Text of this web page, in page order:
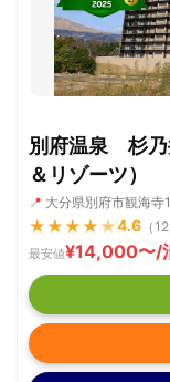
別府温泉 杉乃
＆リゾーツ）
📍 大分県別府市観海寺1
★★★★ ★4.6 （
最安値¥14,000〜/